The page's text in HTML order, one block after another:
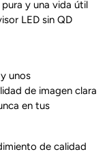
y una vida útil
LED sin QD
unos
de imagen clara
en tus
de calidad